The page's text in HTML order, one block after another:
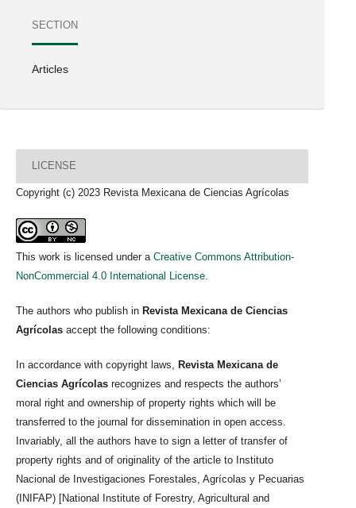
SECTION
Articles
LICENSE
Copyright (c) 2023 Revista Mexicana de Ciencias Agrícolas
This work is licensed under a Creative Commons Attribution-
NonCommercial 4.0 International License
The authors who publish in Revista Mexicana de Ciencias
Agrícolas accept the following conditions:
In accordance with copyright laws, Revista Mexicana de
Ciencias Agrícolas recognizes and respects the authors’
moral right and ownership of property rights which will be
transferred to the journal for dissemination in open access.
Invariably, all the authors have to sign a letter of transfer of
property rights and of originality of the article to Instituto
Nacional de Investigaciones Forestales, Agrícolas y Pecuarias
(INIFAP) [National Institute of Forestry, Agricultural and